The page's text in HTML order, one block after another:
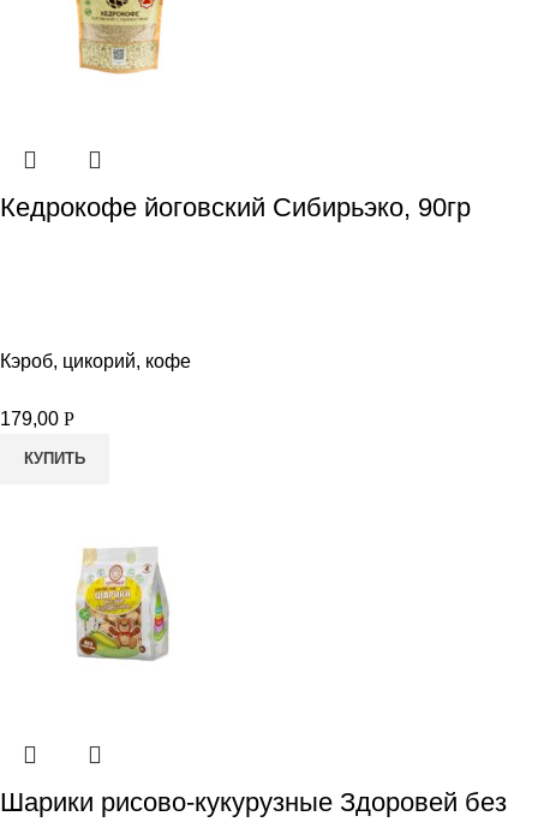
Кедрокофе йоговский Сибирьэко, 90гр
Кэроб, цикорий, кофе
179,00 Р
КУПИТЬ
Шарики рисово-кукурузные Здоровей без